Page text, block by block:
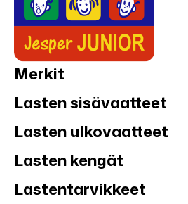
Merkit
Lasten sisävaatteet
Lasten ulkovaatteet
Lasten kengät
Lastentarvikkeet